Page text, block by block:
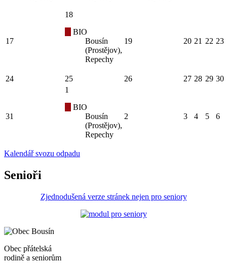
17
18
BIO
Bousín
(Prostějov),
Repechy
19 20 21 22 23
24 25 26 27 28 29 30
31
1
BIO
Bousín
(Prostějov),
Repechy
2 3 4 5 6
Kalendář svozu odpadu
Senioři
Zjednodušená verze stránek nejen pro seniory
Obec přátelská
rodině a seniorům